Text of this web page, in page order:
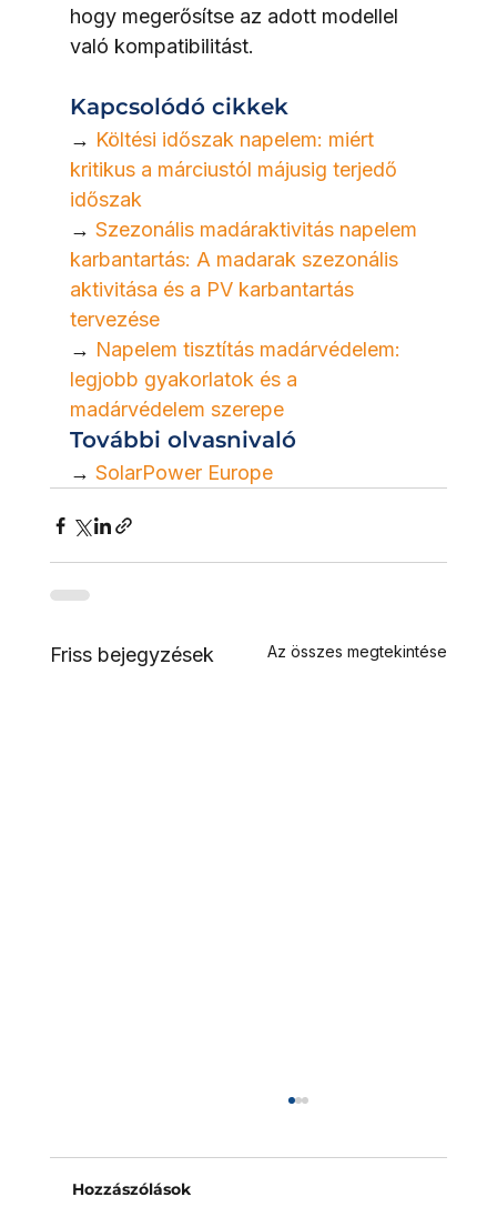
hogy megerősítse az adott modellel
való kompatibilitást.
Kapcsolódó cikkek
→ Költési időszak napelem: miért
kritikus a márciustól májusig terjedő
időszak
→ Szezonális madáraktivitás napelem
karbantartás: A madarak szezonális
aktivitása és a PV karbantartás
tervezése
→ Napelem tisztítás madárvédelem:
legjobb gyakorlatok és a
madárvédelem szerepe
További olvasnivaló
→ SolarPower Europe
Friss bejegyzések Az összes megtekintése
A napelem biztosítás mára szinte magától
Hozzászólások